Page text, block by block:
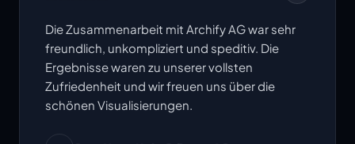
Die Zusammenarbeit mit Archify AG war sehr
freundlich, unkompliziert und speditiv. Die
Ergebnisse waren zu unserer vollsten
Zufriedenheit und wir freuen uns über die
schönen Visualisierungen.